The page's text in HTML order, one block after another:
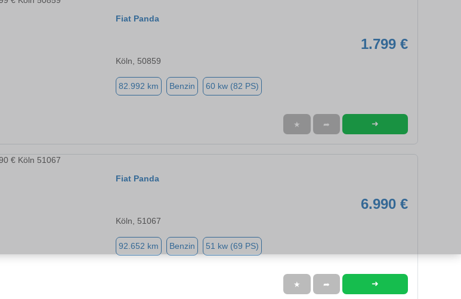
Fiat Panda
1.799 €
Köln, 50859
82.992 km Benzin 60 kw (82 PS)
★ ➦ ➜
Fiat Panda
6.990 €
Köln, 51067
92.652 km Benzin 51 kw (69 PS)
★ ➦ ➜